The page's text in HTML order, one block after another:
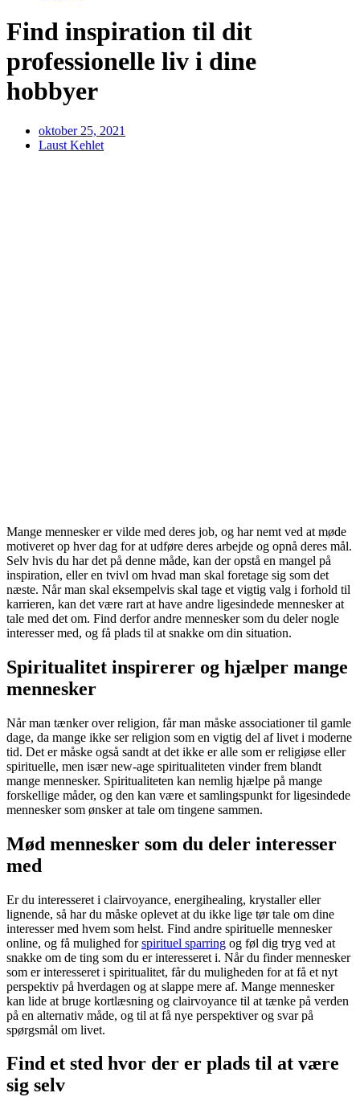
Find inspiration til dit
professionelle liv i dine
hobbyer
oktober 25, 2021
Laust Kehlet
Mange mennesker er vilde med deres job, og har nemt ved at møde
motiveret op hver dag for at udføre deres arbejde og opnå deres mål.
Selv hvis du har det på denne måde, kan der opstå en mangel på
inspiration, eller en tvivl om hvad man skal foretage sig som det
næste. Når man skal eksempelvis skal tage et vigtig valg i forhold til
karrieren, kan det være rart at have andre ligesindede mennesker at
tale med det om. Find derfor andre mennesker som du deler nogle
interesser med, og få plads til at snakke om din situation.
Spiritualitet inspirerer og hjælper mange
mennesker
Når man tænker over religion, får man måske associationer til gamle
dage, da mange ikke ser religion som en vigtig del af livet i moderne
tid. Det er måske også sandt at det ikke er alle som er religiøse eller
spirituelle, men især new-age spiritualiteten vinder frem blandt
mange mennesker. Spiritualiteten kan nemlig hjælpe på mange
forskellige måder, og den kan være et samlingspunkt for ligesindede
mennesker som ønsker at tale om tingene sammen.
Mød mennesker som du deler interesser
med
Er du interesseret i clairvoyance, energihealing, krystaller eller
lignende, så har du måske oplevet at du ikke lige tør tale om dine
interesser med hvem som helst. Find andre spirituelle mennesker
online, og få mulighed forspirituel sparring og føl dig tryg ved at
snakke om de ting som du er interesseret i. Når du finder mennesker
som er interesseret i spiritualitet, får du muligheden for at få et nyt
perspektiv på hverdagen og at slappe mere af. Mange mennesker
kan lide at bruge kortlæsning og clairvoyance til at tænke på verden
på en alternativ måde, og til at få nye perspektiver og svar på
spørgsmål om livet.
Find et sted hvor der er plads til at være
sig selv